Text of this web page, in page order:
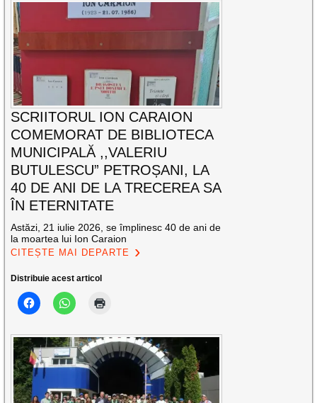
SCRIITORUL ION CARAION
COMEMORAT DE BIBLIOTECA
MUNICIPALĂ ,,VALERIU
BUTULESCU” PETROȘANI, LA
40 DE ANI DE LA TRECEREA SA
ÎN ETERNITATE
Astăzi, 21 iulie 2026, se împlinesc 40 de ani de
la moartea lui Ion Caraion
CITEȘTE MAI DEPARTE
Distribuie acest articol